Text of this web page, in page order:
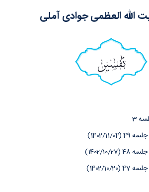
الله العظمی جوادی آملی
تفسیر
3
11/04)
10/27)
10/20)